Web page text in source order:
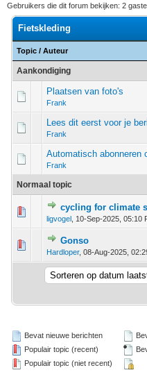
Gebruikers die dit forum bekijken: 2
Fietskleding
Topic / Auteur
Aankondiging
Plaatsen van foto's
Frank
Lees dit eerst voor je
Frank
Automatisch abonneren
Frank
Normaal topic
cycling for climate
ligvogel 10-Sep-2025, 05:10
- 0 van 5 gemiddeld
1 345
Gonso
Hardloper, 08-Aug-2025,
- 0 van 5 gemiddeld
1 345
Bevat nieuwe berichten
Populair topic (recent)
Populair topic (niet recent)